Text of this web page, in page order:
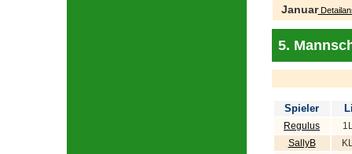
Januar
5.
Spieler
Regulus
SallyB